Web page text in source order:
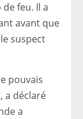
feu. Il a
avant que
suspect
pouvais
a déclaré
a